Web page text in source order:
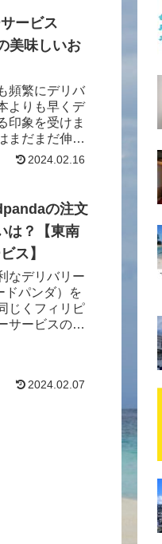
ービス
美味しいお
頻繁にデリバ
よりも早くデ
印象を受けま
まだまだ伸び
は日本か
2024.02.16
の注文
は？【東南
ス】
なデリバリー
ドパンダ）を
じくフィリピ
サービスの
2024.02.07